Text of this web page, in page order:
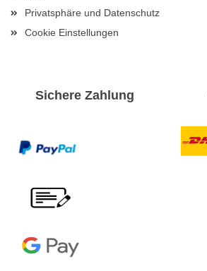
Privatsphäre und Datenschutz
Cookie Einstellungen
Sichere Zahlung